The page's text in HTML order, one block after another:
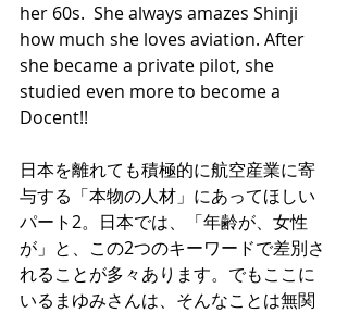
her 60s.  She always amazes Shinji
how much she loves aviation. After
she became a private pilot, she
studied even more to become a
Docent!!
日本を離れても積極的に航空産業に寄
与する「本物の人材」にあってほしい
パート2。日本では、「年齢が、女性
が」と、この2つのキーワードで差別さ
れることが多々あります。でもここに
いるまゆみさんは、そんなことは無関